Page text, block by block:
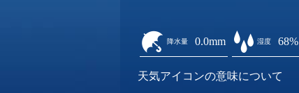
降水量 0.0mm 湿度 68%
天気アイコンの意味について